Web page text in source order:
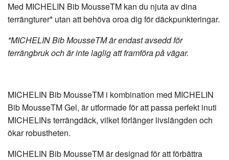
Med MICHELIN Bib MousseTM kan du njuta av dina
terrängturer* utan att behöva oroa dig för däckpunkteringar.
*MICHELIN Bib MousseTM är endast avsedd för
terrängbruk och är inte laglig att framföra på vägar.
MICHELIN Bib MousseTM i kombination med MICHELIN
Bib MousseTM Gel, är utformade för att passa perfekt inuti
MICHELINs terrängdäck, vilket förlänger livslängden och
ökar robustheten.
MICHELIN Bib MousseTM är designad för att förbättra